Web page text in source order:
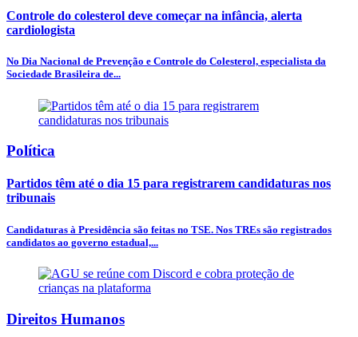
Controle do colesterol deve começar na infância, alerta
cardiologista
No Dia Nacional de Prevenção e Controle do Colesterol, especialista da
Sociedade Brasileira de...
Política
Partidos têm até o dia 15 para registrarem candidaturas nos
tribunais
Candidaturas à Presidência são feitas no TSE. Nos TREs são registrados
candidatos ao governo estadual,...
Direitos Humanos